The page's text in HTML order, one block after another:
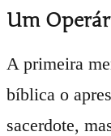
Um
A primeira
bíblica o
sacerdote,